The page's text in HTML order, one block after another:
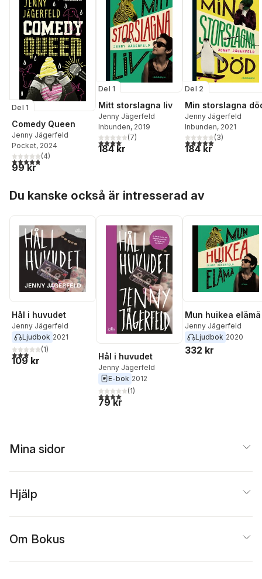
Del 1
Comedy Queen
Jenny Jägerfeld
Pocket, 2024
4,8utav 5 stjärnor. Totalt antal röster:
(4)
99 kr
Del 1
Mitt storslagna liv
Jenny Jägerfeld
Inbunden, 2019
4,1utav 5 stjärnor. Totalt antal röster:
(7)
184 kr
Del 2
Min storslagna
Jenny Jägerfeld
Inbunden, 2021
5,0utav 5 stjärnor.
(3)
184 kr
Du kanske också är intresserad av
Hål i huvudet
Jenny Jägerfeld
Ljudbok 2021
3,0utav 5 stjärnor. Totalt antal röster:
(1)
109 kr Hål i huvudet
Jenny Jägerfeld
E-bok 2012
4,0utav 5 stjärnor. Totalt antal röster:
(1)
79 kr
Mun huikea elämä
Jenny Jägerfeld
Ljudbok 2020
332 kr
Mina sidor
Hjälp
Om Bokus